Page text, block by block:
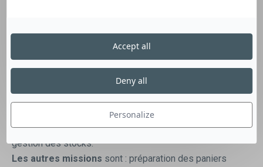
responsable d’équipe est absente, aider dans la gestion
des stocks (linge, alimentaire, produits, matériel),
superviser l’équipe lorsque la gouvernante en chef est
absente (préparation des tournées ménage, répartition
des tâches, gestion de la fin des tournées ménage),
préparer et remettre en état la salle de séminaire, préparer
et livrer les petits-déjeuners et/ou les repas, aider à la
gestion des stocks.
Les autres missions sont : préparation des paniers
Personalize
Deny all
Accept all